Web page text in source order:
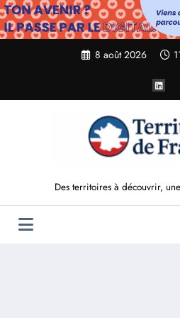
Aller
au
contenu
8 août 2026
Des territoires à découvrir,